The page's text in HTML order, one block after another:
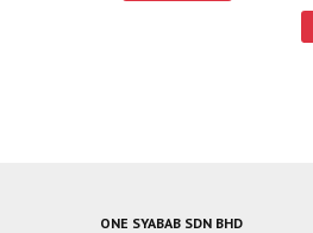
ONE SYABAB SDN BHD